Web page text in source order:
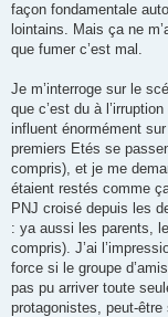
façon fondamentale
lointains. Mais ça ne
que fumer c’est mal.
Je m’interroge sur le
que c’est du à
influent énormément
premiers Etés se
compris), et je me
étaient restés comme
PNJ croisé depuis les
: ya aussi les parents,
compris). J’ai
force si le groupe
pas pu arriver toute
protagonistes, peut-